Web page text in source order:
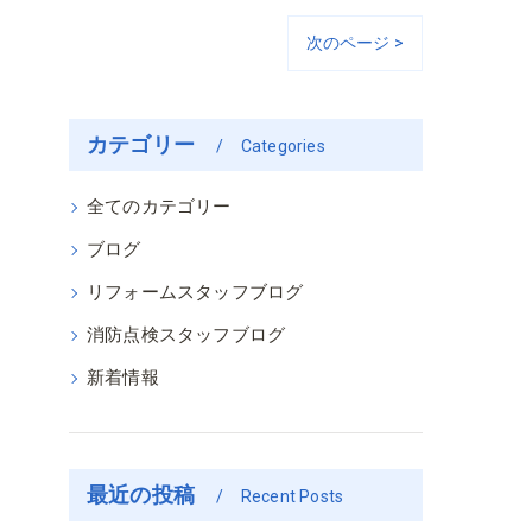
次のページ >
カテゴリー Categories
全てのカテゴリー
ブログ
リフォームスタッフブログ
消防点検スタッフブログ
新着情報
最近の投稿 Recent Posts